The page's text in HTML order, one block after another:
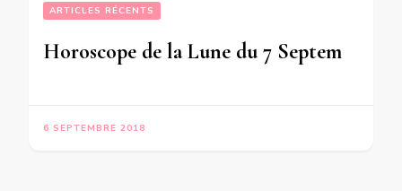
ARTICLES RÉCENTS
6 SEPTEMBRE 2018